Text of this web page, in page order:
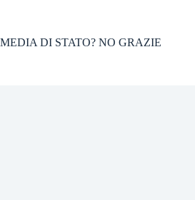
MEDIA DI STATO? NO GRAZIE